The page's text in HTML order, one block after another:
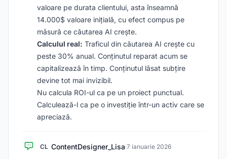
valoare pe durata clientului, asta înseamnă
14.000$ valoare inițială, cu efect compus pe
măsură ce căutarea AI crește.
Calculul real: Traficul din căutarea AI crește cu
peste 30% anual. Conținutul reparat acum se
capitalizează în timp. Conținutul lăsat subțire
devine tot mai invizibil.
Nu calcula ROI-ul ca pe un proiect punctual.
Calculează-l ca pe o investiție într-un activ care se
apreciază.
CL ContentDesigner_Lisa·7 ianuarie 2026